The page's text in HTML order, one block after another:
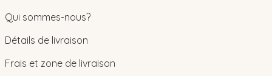
Qui sommes-nous?
Détails de livraison
Frais et zone de livraison